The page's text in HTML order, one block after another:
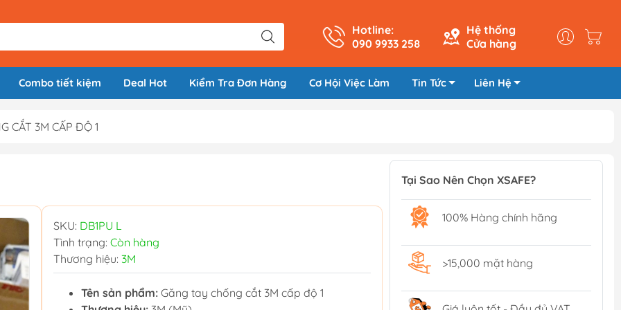
Hotline:
090 9933 258
Hệ thống
Cửa hàng
Combo tiết kiệm Deal Hot Kiểm Tra Đơn Hàng Cơ Hội Việc Làm Tin Tức Liên Hệ
CẮT 3M CẤP ĐỘ 1
SKU: DB1PU L
Tình trạng: Còn hàng
Thương hiệu: 3M
Tên sản phẩm: Găng tay chống cắt 3M cấp độ 1
Tại Sao Nên Chọn XSAFE?
100% Hàng chính hãng
>15,000 mặt hàng